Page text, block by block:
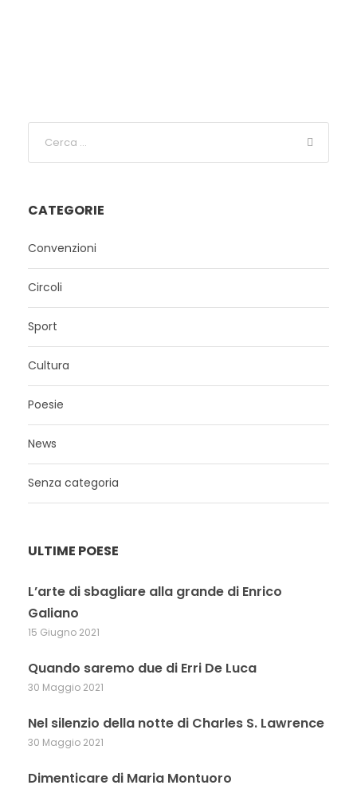
CATEGORIE
Convenzioni
Circoli
Sport
Cultura
Poesie
News
Senza categoria
ULTIME POESE
L’arte di sbagliare alla grande di Enrico
Galiano
15 Giugno 2021
Quando saremo due di Erri De Luca
30 Maggio 2021
Nel silenzio della notte di Charles S. Lawrence
30 Maggio 2021
Dimenticare di Maria Montuoro